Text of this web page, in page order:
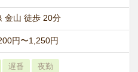
金山 徒歩 20分
円〜1,250円
遅番 夜勤